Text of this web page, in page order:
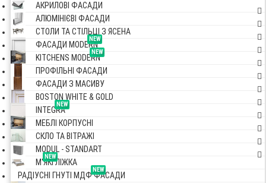
АКРИЛОВІ ФАСАДИ
АЛЮМІНІЄВІ ФАСАДИ
СТОЛИ ТА СТІЛЬЦІ З ЯСЕНА
NEW
ФАСАДИ MODERN
NEW
KITCHENS MODERN
ПРОФІЛЬНІ ФАСАДИ
ФАСАДИ З МАСИВУ
BOSTON WHITE & GOLD
NEW
INTEGRA
МЕБЛІ КОРПУСНІ
СКЛО ТА ВІТРАЖІ
MODUL - STANDART
NEW
М'ЯКІ ЛІЖКА
NEW
РАДІУСНІ ГНУТІ МДФ ФАСАДИ